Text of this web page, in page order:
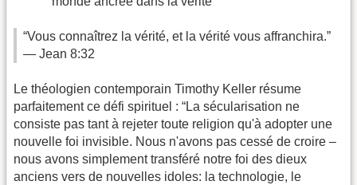
“Vous connaîtrez la vérité, et la vérité vous affranchira.”
— Jean 8:32
Le théologien contemporain Timothy Keller résume
parfaitement ce défi spirituel : “La sécularisation ne
consiste pas tant à rejeter toute religion qu'à adopter une
nouvelle foi invisible. Nous n'avons pas cessé de croire –
nous avons simplement transféré notre foi des dieux
anciens vers de nouvelles idoles: la technologie, le